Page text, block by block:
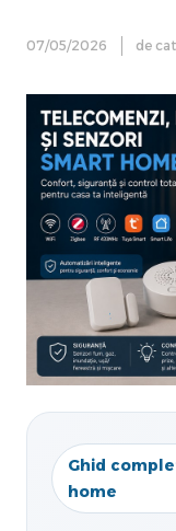
07/05/2026 de
Ghid
home